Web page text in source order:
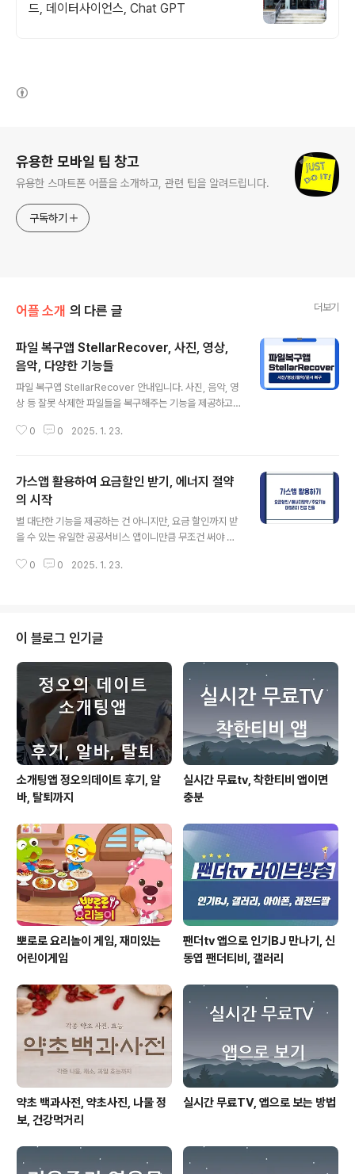
드, 데이터사이언스, Chat GPT
유용한 모바일 팁 창고
유용한 스마트폰 어플을 소개하고, 관련 팁을 알려드립니다.
구독하기
어플 소개 의 다른 글 더보기
파일 복구앱 StellarRecover, 사진, 영상,
음악, 다양한 기능들
파일 복구앱 StellarRecover 안내입니다. 사진, 음악, 영
상 등 잘못 삭제한 파일들을 복구해주는 기능을 제공하고
서도 상위에 있으니 효과는 꽤 괜찮다고 보여집니다. 다양
복구앱을 활용해야 합니다. 상황에 따라 100% 복원이 어
려울 수도 있지만, 일단 찾으려면 시도를 해야 하니 가장 검
증된 앱을 활용하는 것이 좋겠습니다. StellarRecover
파일복구앱 주요기능- 파일 복구 : 삭제된 사진, 비디오/영
터, 임시파일 등 필요하지 않은 파일을 제거해줍니다.- 대
0 0 2025. 1. 23.
가스앱 활용하여 요금할인 받기, 에너지 절약
의 시작
별 대단한 기능을 제공하는 건 아니지만, 요금 할인까지 받
을 수 있는 유일한 공공서비스 앱이니만큼 무조건 써야 한
보 활용, 관련 필요 서비스를 신청할 수 있어 편리합니다.가
수 있어 자주는 아니어도 꼭 필요할때 유용한 앱입니다.가
스앱 주요 서비스- 다운로드 (바로 가기)- 요금조회 및 납
부 : 요금 관리 한 눈에 파악하기 (가스요금 월별/연간 그래
프), 간편결제/자동이체, 실시간 요금 조회- 요금 할인 : 가
입, 퀴즈풀기, 광고보기 등으로 캐시 쌓기- 모바일 자가검
침- 비대면 방문 예..
0 0 2025. 1. 23.
이 블로그 인기글
소개팅앱 정오의데이트 후기, 알
바, 탈퇴까지
실시간 무료tv, 착한티비 앱이면
충분
뽀로로 요리놀이 게임, 재미있는
어린이게임
팬더tv 앱으로 인기BJ 만나기, 신
동엽 팬더티비, 갤러리
약초 백과사전, 약초사진, 나물 정
보, 건강먹거리
실시간 무료TV, 앱으로 보는 방법